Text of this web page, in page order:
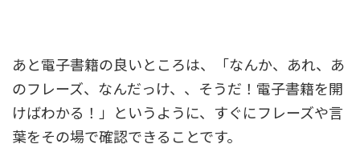
あと電子書籍の良いところは、「なんか、あれ、あ
のフレーズ、なんだっけ、、そうだ！電子書籍を開
けばわかる！」というように、すぐにフレーズや言
葉をその場で確認できることです。